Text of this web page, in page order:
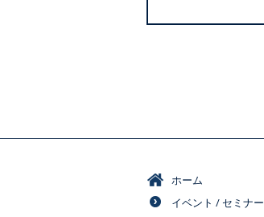
ホーム
イベント / セミナー